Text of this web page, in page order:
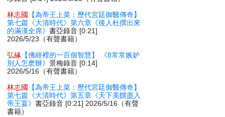
林志國
【為帝王上菜：歷代宮廷御醫傳奇】
第七篇《大清時代》第六章《後人杜撰出來
的滿漢全席》書亞錄音 [0:21]
2026/5/23（有聲書籍）
弘緣 【佛經裡的一百個智慧】 《8常常嫉妒
別人怎麽辦》景梅錄音 [0:14]
2026/5/16（有聲書籍）
林志國
【為帝王上菜：歷代宮廷御醫傳奇】
第七篇《大清時代》第五章《天下美饌盡入
帝王宴》書亞錄音 [0:21] 2026/5/16（有聲
書籍）